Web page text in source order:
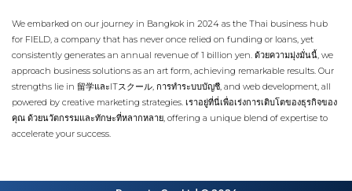
We embarked on our journey in Bangkok in 2024 as the Thai business hub
for FIELD, a company that has never once relied on funding or loans, yet
consistently generates an annual revenue of 1 billion yen. ด้วยความมุ่งมั่นนี้, we
approach business solutions as an art form, achieving remarkable results. Our
strengths lie in 留学และITスクール, การทำระบบบัญชี, and web development, all
powered by creative marketing strategies. เราอยู่ที่นี่เพื่อเร่งการเติบโตของธุรกิจของ
คุณ ด้วยนวัตกรรมและทักษะที่หลากหลาย, offering a unique blend of expertise to
accelerate your success.